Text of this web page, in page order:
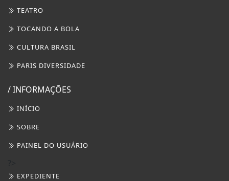
TEATRO
TOCANDO A BOLA
CULTURA BRASIL
PARIS DIVERSIDADE
/ INFORMAÇÕES
INÍCIO
SOBRE
PAINEL DO USUÁRIO
EXPEDIENTE